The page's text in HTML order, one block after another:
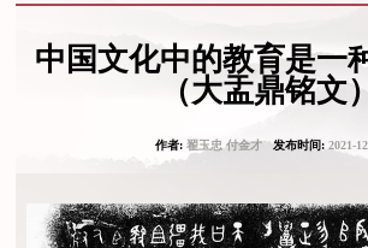
中国文化中的教育是一
（大盂鼎铭文）
作者: 翟玉忠 付金才发布时间: 2021-